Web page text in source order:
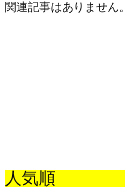
関連記事はありません。
人気順